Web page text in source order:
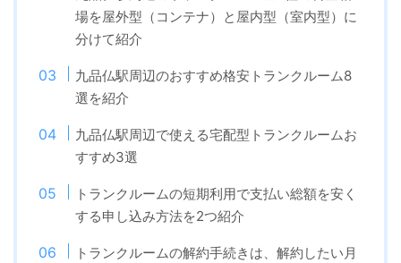
場を屋外型（コンテナ）と屋内型（室内型）に
分けて紹介
九品仏駅周辺のおすすめ格安トランクルーム8
選を紹介
九品仏駅周辺で使える宅配型トランクルームお
すすめ3選
トランクルームの短期利用で支払い総額を安く
する申し込み方法を2つ紹介
トランクルームの解約手続きは、解約したい月